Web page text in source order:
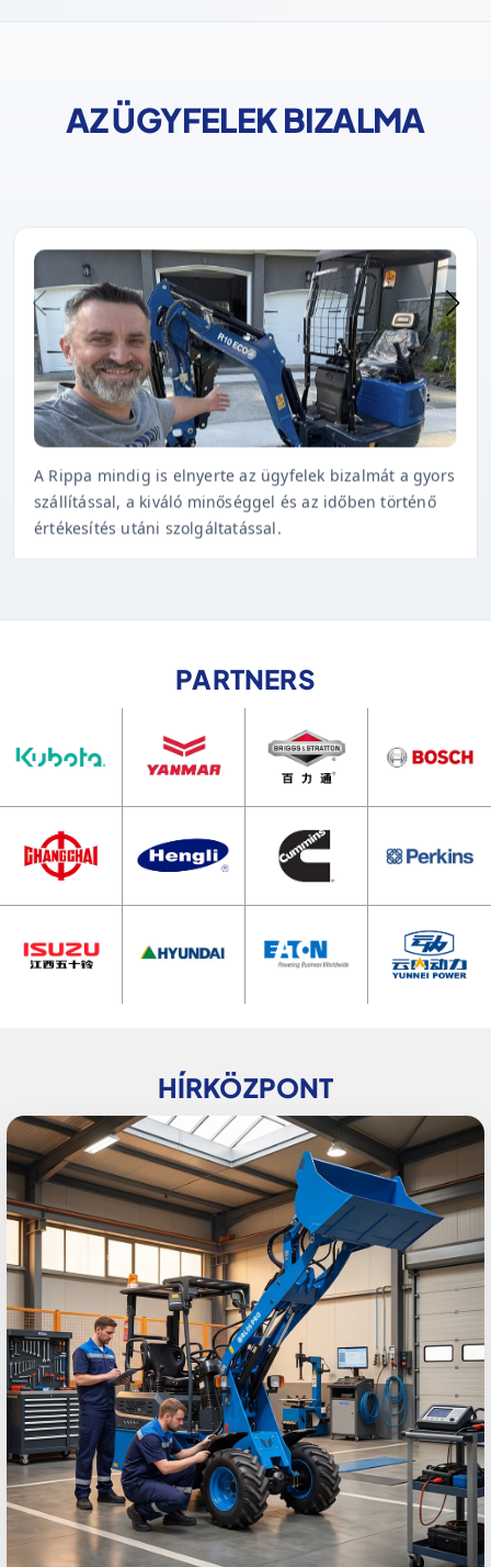
AZ ÜGYFELEK BIZALMA
A Rippa mindig is elnyerte az ügyfelek bizalmát a gyors
szállítással, a kiváló minőséggel és az időben történő
értékesítés utáni szolgáltatással.
PARTNERS
HÍRKÖZPONT